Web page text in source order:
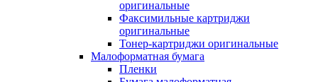
оригинальные
Факсимильные картриджи
оригинальные
Тонер-картриджи оригинальные
Малоформатная бумага
Пленки